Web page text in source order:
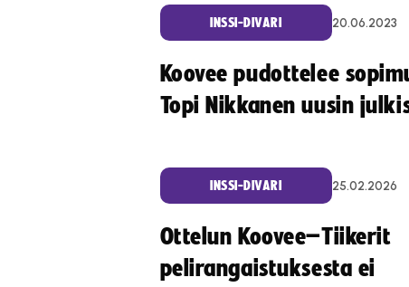
INSSI-DIVARI 20.06.2023
Koovee pudottelee
Topi Nikkanen uusin
INSSI-DIVARI 25.02.2026
Ottelun Koovee–Tiikerit
pelirangaistuksesta ei